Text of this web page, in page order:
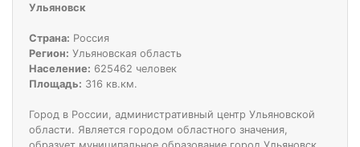
Ульяновск
Страна: Россия
Регион: Ульяновская область
Население: 625462 человек
Площадь: 316 кв.км.
Город в России, административный центр Ульяновской
области. Является городом областного значения,